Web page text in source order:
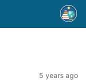
5 years ago